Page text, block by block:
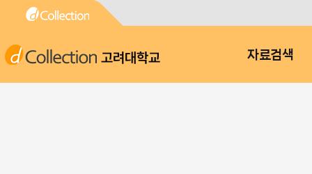
고려대학교 자료검색